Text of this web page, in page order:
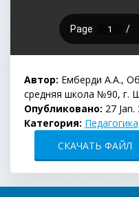
Автор: Емберди А.А.,
средняя школа №90, г.
Опубликовано: 27
Категория:
СКАЧАТЬ ФАЙЛ